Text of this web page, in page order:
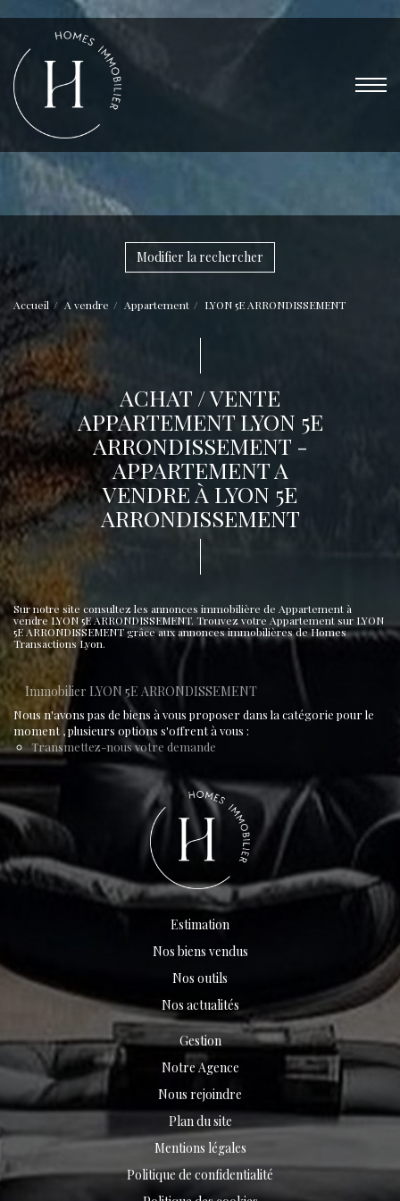
Modifier la rechercher
Accueil A vendre Appartement LYON 5E ARRONDISSEMENT
ACHAT / VENTE
APPARTEMENT LYON 5E
ARRONDISSEMENT -
APPARTEMENT A
VENDRE À LYON 5E
ARRONDISSEMENT
Sur notre site consultez les annonces immobilière de Appartement à
vendre LYON 5E ARRONDISSEMENT. Trouvez votre Appartement sur LYON
5E ARRONDISSEMENT grâce aux annonces immobilières de Homes
Transactions Lyon.
Immobilier LYON 5E ARRONDISSEMENT
Nous n'avons pas de biens à vous proposer dans la catégorie pour le
moment , plusieurs options s'offrent à vous :
Transmettez-nous votre demande
Estimation
Nos biens vendus
Nos outils
Nos actualités
Gestion
Notre Agence
Nous rejoindre
Plan du site
Mentions légales
Politique de confidentialité